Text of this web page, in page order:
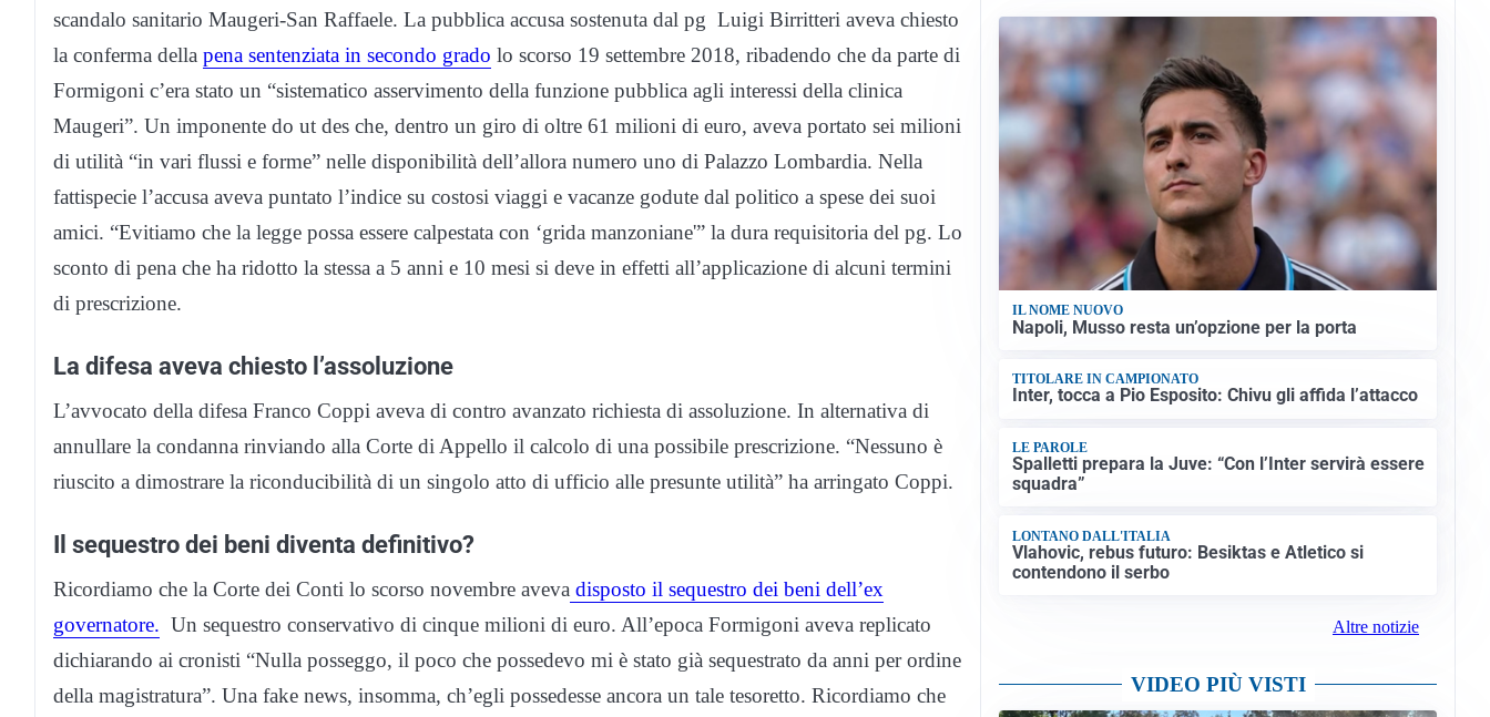
scandalo sanitario Maugeri-San Raffaele. La pubblica accusa sostenuta dal pg Luigi Birritteri aveva chiesto
la conferma della pena sentenziata in secondo grado lo scorso 19 settembre 2018, ribadendo che da parte di
Formigoni c’era stato un “sistematico asservimento della funzione pubblica agli interessi della clinica
Maugeri”. Un imponente do ut des che, dentro un giro di oltre 61 milioni di euro, aveva portato sei milioni
di utilità “in vari flussi e forme” nelle disponibilità dell’allora numero uno di Palazzo Lombardia. Nella
fattispecie l’accusa aveva puntato l’indice su costosi viaggi e vacanze godute dal politico a spese dei suoi
amici. “Evitiamo che la legge possa essere calpestata con ‘grida manzoniane'” la dura requisitoria del pg. Lo
sconto di pena che ha ridotto la stessa a 5 anni e 10 mesi si deve in effetti all’applicazione di alcuni termini
di prescrizione.
La difesa aveva chiesto l’assoluzione
L’avvocato della difesa Franco Coppi aveva di contro avanzato richiesta di assoluzione. In alternativa di
annullare la condanna rinviando alla Corte di Appello il calcolo di una possibile prescrizione. “Nessuno è
riuscito a dimostrare la riconducibilità di un singolo atto di ufficio alle presunte utilità” ha arringato Coppi.
Il sequestro dei beni diventa definitivo?
Ricordiamo che la Corte dei Conti lo scorso novembre aveva disposto il sequestro dei beni dell’ex
governatore. Un sequestro conservativo di cinque milioni di euro. All’epoca Formigoni aveva replicato
dichiarando ai cronisti “Nulla posseggo, il poco che possedevo mi è stato già sequestrato da anni per ordine
della magistratura”. Una fake news, insomma, ch’egli possedesse ancora un tale tesoretto. Ricordiamo che
IL NOME NUOVO
Napoli, Musso resta un’opzione per la porta
TITOLARE IN CAMPIONATO
Inter, tocca a Pio Esposito: Chivu gli affida l’attacco
LE PAROLE
Spalletti prepara la Juve: “Con l’Inter servirà essere
squadra”
LONTANO DALL'ITALIA
Vlahovic, rebus futuro: Besiktas e Atletico si
contendono il serbo
Altre notizie
VIDEO PIÙ VISTI